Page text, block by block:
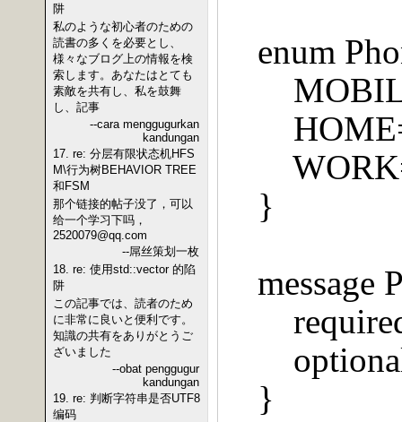
阱
私のような初心者のための
読書の多くを必要とし、
様々なブログ上の情報を検
索します。あなたはとても
素敵を共有し、私を鼓舞
し、記事
--cara menggugurkan
kandungan
17. re: 分层有限状态机HFS
M\行为树BEHAVIOR TREE
和FSM
那个链接的帖子没了，可以
给一个学习下吗，
2520079@qq.com
--屌丝策划一枚
18. re: 使用std::vector 的陷
阱
この記事では、読者のため
に非常に良いと便利です。
知識の共有をありがとうご
ざいました
--obat penggugur
kandungan
19. re: 判断字符串是否UTF8
编码
enum
}
message
}